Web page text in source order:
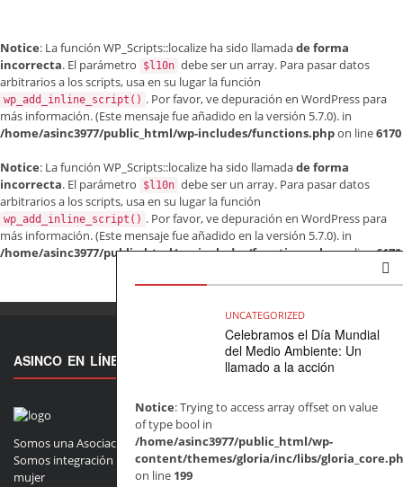
UNCATEGORIZED
Celebramos el Día Mundial
del Medio Ambiente: Un
llamado a la acción
Notice: Trying to access array offset on value
of type bool in
/home/asinc3977/public_html/wp-
content/themes/gloria/inc/libs/
on line 199
Notice: La función WP_Scripts::localize ha sido llamadade forma
incorrecta. El parámetro $l10n debe ser un array. Para pasar datos
arbitrarios a los scripts, usa en su lugar la función
wp_add_inline_script() . Por favor, vedepuración en WordPress para
más información. (Este mensaje fue añadido en la versión 5.7.0). in
/home/asinc3977/public_html/wp-includes/functions.phpon line6170
Notice: La función WP_Scripts::localize ha sido llamadade forma
incorrecta. El parámetro $l10n debe ser un array. Para pasar datos
arbitrarios a los scripts, usa en su lugar la función
wp_add_inline_script() . Por favor, vedepuración en WordPress para
más información. (Este mensaje fue añadido en la versión 5.7.0). in
/home/asinc3977/public_html/wp-includes/functions.phpon line6170
ASINCO EN LÍNEA
Somos una Asociación sin Ánimo de lucro debidamente constituida.
Somos integración comunitaria, somos Asinco en línea y 1 + Uno
mujer